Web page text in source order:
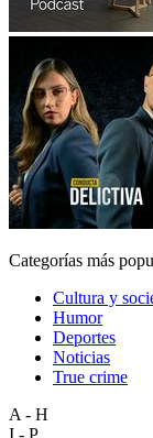
Categorías más
Cultura y
Humor
Deportes
Noticias
True crime
A - H
I - P